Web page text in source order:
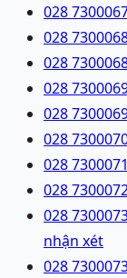
028
028
028
028
028
028
028
028
028
nhận xét
028